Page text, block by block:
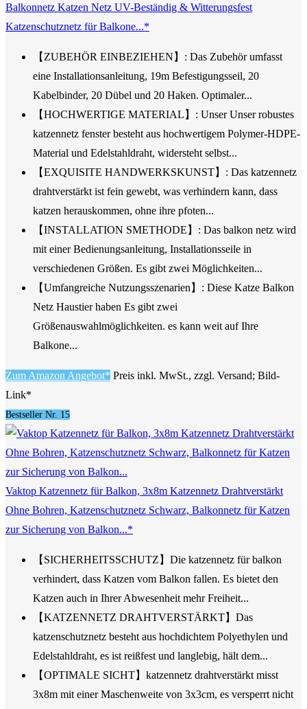
Balkonnetz Katzen Netz UV-Beständig & Witterungsfest
Katzenschutznetz für Balkone...*
【ZUBEHÖR EINBEZIEHEN】: Das Zubehör umfasst
eine Installationsanleitung, 19m Befestigungsseil, 20
Kabelbinder, 20 Dübel und 20 Haken. Optimaler...
【HOCHWERTIGE MATERIAL】: Unser Unser robustes
katzennetz fenster besteht aus hochwertigem Polymer-HDPE-
Material und Edelstahldraht, widersteht selbst...
【EXQUISITE HANDWERKSKUNST】: Das katzennetz
drahtverstärkt ist fein gewebt, was verhindern kann, dass
katzen herauskommen, ohne ihre pfoten...
【INSTALLATION SMETHODE】: Das balkon netz wird
mit einer Bedienungsanleitung, Installationsseile in
verschiedenen Größen. Es gibt zwei Möglichkeiten...
【Umfangreiche Nutzungsszenarien】: Diese Katze Balkon
Netz Haustier haben Es gibt zwei
Größenauswahlmöglichkeiten. es kann weit auf Ihre
Balkone...
Zum Amazon Angebot* Preis inkl. MwSt., zzgl. Versand; Bild-
Link*
Bestseller Nr. 15
Vaktop Katzennetz für Balkon, 3x8m Katzennetz Drahtverstärkt
Ohne Bohren, Katzenschutznetz Schwarz, Balkonnetz für Katzen
zur Sicherung von Balkon...*
【SICHERHEITSSCHUTZ】Die katzennetz für balkon
verhindert, dass Katzen vom Balkon fallen. Es bietet den
Katzen auch in Ihrer Abwesenheit mehr Freiheit...
【KATZENNETZ DRAHTVERSTÄRKT】Das
katzenschutznetz besteht aus hochdichtem Polyethylen und
Edelstahldraht, es ist reißfest und langlebig, hält dem...
【OPTIMALE SICHT】katzennetz drahtverstärkt misst
3x8m mit einer Maschenweite von 3x3cm, es versperrt nicht